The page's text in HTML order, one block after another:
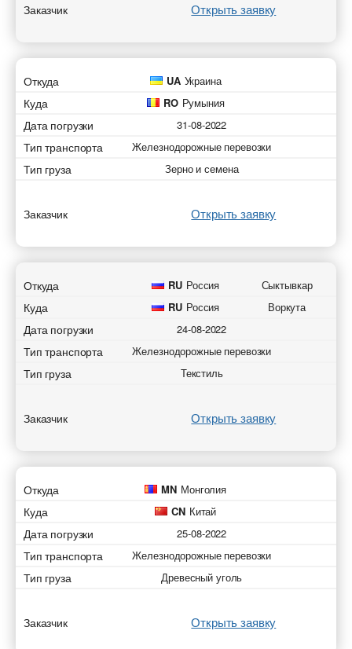
Заказчик Открыть заявку
Откуда UA Украина
Куда RO Румыния
Дата погрузки 31-08-2022
Тип транспорта Железнодорожные перевозки
Тип груза Зерно и семена
Заказчик Открыть заявку
Откуда RU Россия Сыктывкар
Куда RU Россия Воркута
Дата погрузки 24-08-2022
Тип транспорта Железнодорожные перевозки
Тип груза Текстиль
Заказчик Открыть заявку
Откуда MN Монголия
Куда CN Китай
Дата погрузки 25-08-2022
Тип транспорта Железнодорожные перевозки
Тип груза Древесный уголь
Заказчик Открыть заявку